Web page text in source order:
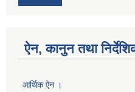
ऐन, कानुन तथा
आर्थिक ऐन ।